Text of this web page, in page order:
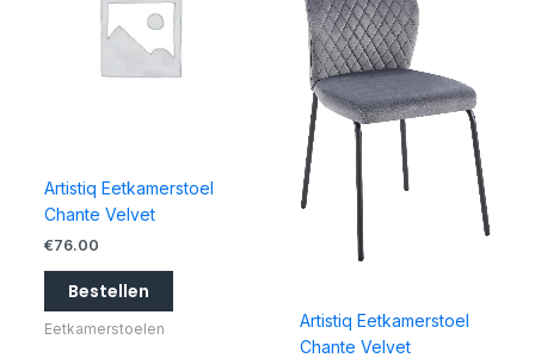
Artistiq Eetkamerstoel
Chante Velvet
€76.00
Bestellen
Eetkamerstoelen
Artistiq Eetkamerstoel
Chante Velvet